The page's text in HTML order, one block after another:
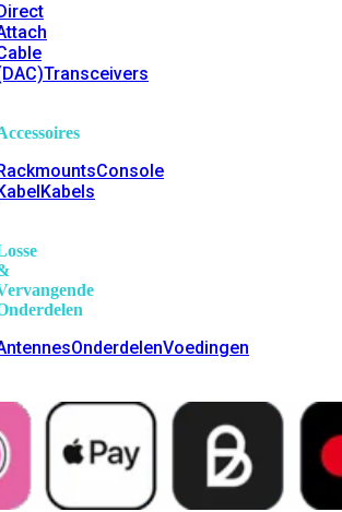
Transceivers
Console
Kabels
OnderdelenVoedingen